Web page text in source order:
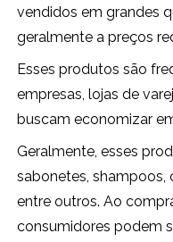
vendidos em grandes
geralmente a preços
Esses produtos são
empresas, lojas de
buscam economizar
Geralmente, esses
sabonetes, shampoos,
entre outros. Ao
consumidores podem